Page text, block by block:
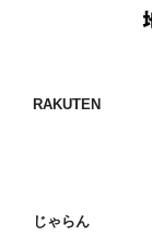
RAKUTEN